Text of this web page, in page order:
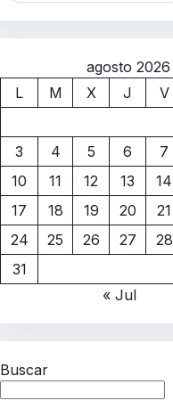
agosto 2026
L
M X J V
3
4 5 6 7
10
11 12 13 14
17
18 19 20 21
24
25 26 27 28
31
« Jul
Buscar